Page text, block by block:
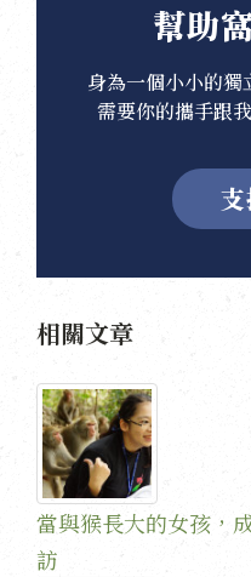
幫助
身為一個小小的獨
需要你的攜手跟
相關文章
當與猴長大的女孩
訪